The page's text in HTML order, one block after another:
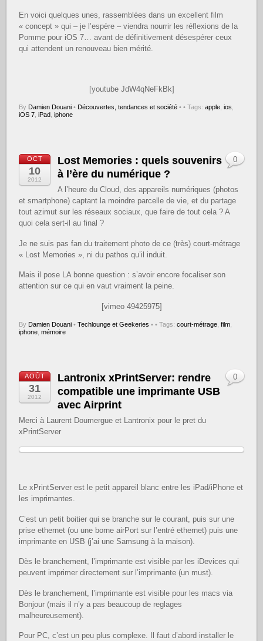
En voici quelques unes, rassemblées dans un excellent film
« concept » qui – je l’espère – viendra nourrir les réflexions de la
Pomme pour iOS 7… avant de définitivement désespérer ceux
qui attendent un renouveau bien mérité.
[youtube JdW4qNeFkBk]
By Damien Douani • Découvertes, tendances et société • • Tags:apple ,ios
iOS 7 ,iPad ,iphone
OCT
10
2012
Lost Memories : quels souvenirs
à l’ère du numérique ?
A l’heure du Cloud, des appareils numériques (photos
et smartphone) captant la moindre parcelle de vie, et du partage
tout azimut sur les réseaux sociaux, que faire de tout cela ? A
quoi cela sert-il au final ?
Je ne suis pas fan du traitement photo de ce (très) court-métrage
« Lost Memories », ni du pathos qu’il induit.
Mais il pose LA bonne question : s’avoir encore focaliser son
attention sur ce qui en vaut vraiment la peine.
[vimeo 49425975]
By Damien Douani • Techlounge et Geekeries •
0
• Tags:court-métrage,film,
iphone,mémoire
AOÛT
31
2012
Lantronix xPrintServer: rendre
compatible une imprimante USB
avec Airprint
Merci à Laurent Doumergue et Lantronix pour le pret du
xPrintServer
Le xPrintServer est le petit appareil blanc entre les iPad/iPhone et
les imprimantes.
C’est un petit boitier qui se branche sur le courant, puis sur une
prise ethernet (ou une borne airPort sur l’entré ethernet) puis une
imprimante en USB (j’ai une Samsung à la maison).
Dès le branchement, l’imprimante est visible par les iDevices qui
peuvent imprimer directement sur l’imprimante (un must).
Dès le branchement, l’imprimante est visible pour les macs via
Bonjour (mais il n’y a pas beaucoup de reglages
malheureusement).
Pour PC, c’est un peu plus complexe. Il faut d’abord installer le
0